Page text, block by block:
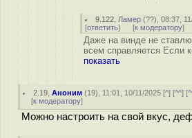
9.122 Ламер (??), 08:37,
[ответить] [к модератору]
Даже на винде не
всем справляется Если
показать
2.19 ,Аноним (19), 11:01, 10/11/2025 [^] [^^] [
[к модератору]
Можно настроить на свой вкус,